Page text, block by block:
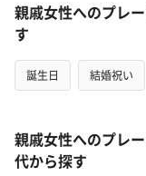
親戚女性へのプレ
す
誕生日 結婚祝い
親戚女性へのプレ
代から探す